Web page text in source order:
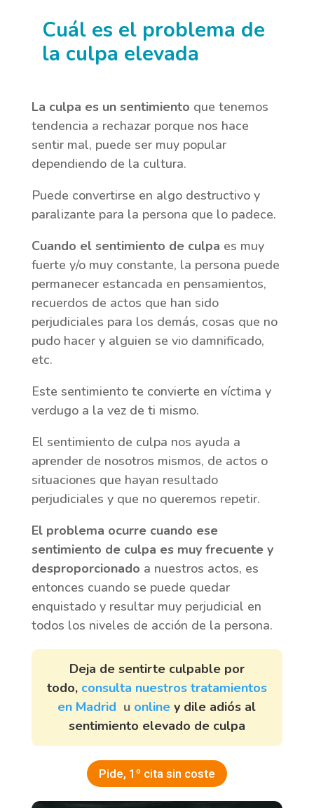
Cuál es el problema de
la culpa elevada
La culpa es un sentimiento que tenemos
tendencia a rechazar porque nos hace
sentir mal, puede ser muy popular
dependiendo de la cultura.
Puede convertirse en algo destructivo y
paralizante para la persona que lo padece.
Cuando el sentimiento de culpa es muy
fuerte y/o muy constante, la persona puede
permanecer estancada en pensamientos,
recuerdos de actos que han sido
perjudiciales para los demás, cosas que no
pudo hacer y alguien se vio damnificado,
etc.
Este sentimiento te convierte en víctima y
verdugo a la vez de ti mismo.
El sentimiento de culpa nos ayuda a
aprender de nosotros mismos, de actos o
situaciones que hayan resultado
perjudiciales y que no queremos repetir.
El problema ocurre cuando ese
sentimiento de culpa es muy frecuente y
desproporcionado a nuestros actos, es
entonces cuando se puede quedar
enquistado y resultar muy perjudicial en
todos los niveles de acción de la persona.
Deja de sentirte culpable por
todo, consulta nuestros tratamientos
en Madrid u online y dile adiós al
sentimiento elevado de culpa
Pide, 1º cita sin coste